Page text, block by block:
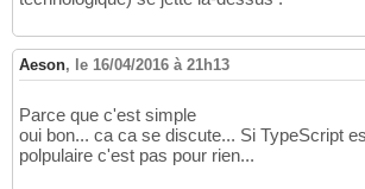
Aeson, le 16/04/2016 à 21h13
Parce que c'est simple
oui bon... ca ca se discute... Si TypeScript
polpulaire c'est pas pour rien...